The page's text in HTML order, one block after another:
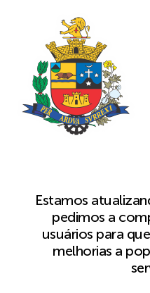
Estamos
pedimos a
usuários para
melhorias a